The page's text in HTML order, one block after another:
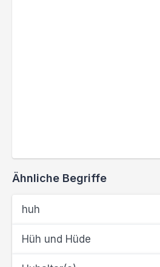
Ähnliche Begriffe
huh
Hüh und Hüde